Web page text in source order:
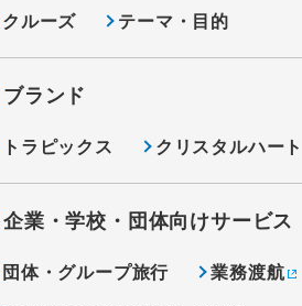
クルーズ テーマ・目的
ブランド
トラピックス クリスタルハート
企業・学校・団体向けサービス
団体・グループ旅行 業務渡航